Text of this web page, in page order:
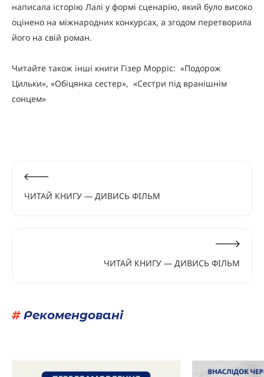
ЧИТАЙ КНИГУ — ДИВИСЬ ФІЛЬМ
написала історію Лалі у формі сценарію, який було високо
оцінено на міжнародних конкурсах, а згодом перетворила
його на свій роман.
Читайте також інші книги Гізер Морріс: «Подорож
Цильки», «Обіцянка сестер», «Сестри під вранішнім
сонцем»
ЧИТАЙ КНИГУ — ДИВИСЬ ФІЛЬМ
#Рекомендовані